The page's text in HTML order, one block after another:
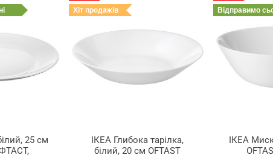
25 см
Хіт продажів
ІКЕА Глибока тарілка,
білий, 20 см OFTAST
Відправимо
ІКЕА